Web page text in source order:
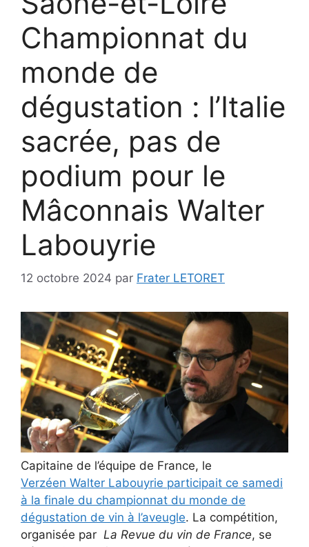
Championnat du
monde de
dégustation : l’Italie
sacrée, pas de
podium pour le
Mâconnais Walter
Labouyrie
12 octobre 2024 par Frater LETORET
Capitaine de l’équipe de France, le
Verzéen Walter Labouyrie participait ce samedi
à la finale du championnat du monde de
dégustation de vin à l’aveugle. La compétition,
organisée par La Revue du vin de France, se